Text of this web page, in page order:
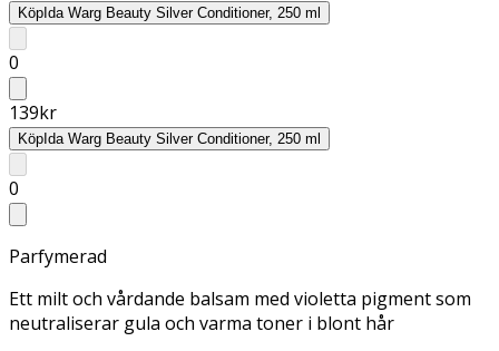
Köp Ida Warg Beauty Silver Conditioner, 250 ml
0
139kr
Köp Ida Warg Beauty Silver Conditioner, 250 ml
0
Parfymerad
Ett milt och vårdande balsam med violetta pigment som
neutraliserar gula och varma toner i blont hår